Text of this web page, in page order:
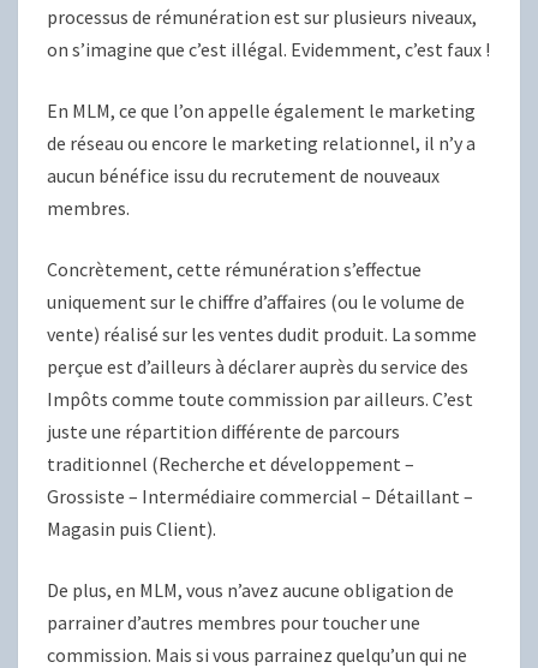
processus de rémunération est sur plusieurs niveaux,
on s’imagine que c’est illégal. Evidemment, c’est faux !
En MLM, ce que l’on appelle également le marketing
de réseau ou encore le marketing relationnel, il n’y a
aucun bénéfice issu du recrutement de nouveaux
membres.
Concrètement, cette rémunération s’effectue
uniquement sur le chiffre d’affaires (ou le volume de
vente) réalisé sur les ventes dudit produit. La somme
perçue est d’ailleurs à déclarer auprès du service des
Impôts comme toute commission par ailleurs. C’est
juste une répartition différente de parcours
traditionnel (Recherche et développement –
Grossiste – Intermédiaire commercial – Détaillant –
Magasin puis Client).
De plus, en MLM, vous n’avez aucune obligation de
parrainer d’autres membres pour toucher une
commission. Mais si vous parrainez quelqu’un qui ne